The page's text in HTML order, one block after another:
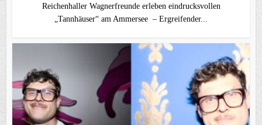
Reichenhaller Wagnerfreunde erleben eindrucksvollen
„Tannhäuser“ am Ammersee – Ergreifender...